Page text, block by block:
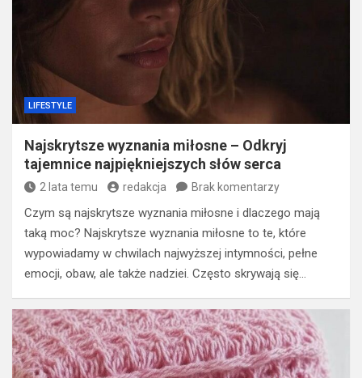
LIFESTYLE
Najskrytsze wyznania miłosne – Odkryj
tajemnice najpiękniejszych słów serca
2 lata temu redakcja Brak komentarzy
Czym są najskrytsze wyznania miłosne i dlaczego mają
taką moc? Najskrytsze wyznania miłosne to te, które
wypowiadamy w chwilach najwyższej intymności, pełne
emocji, obaw, ale także nadziei. Często skrywają się…